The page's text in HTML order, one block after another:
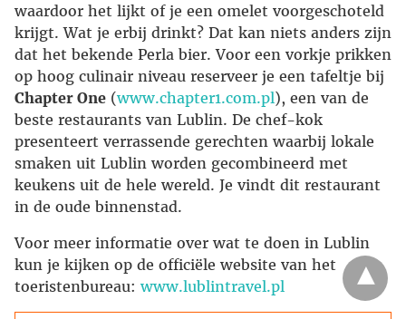
waardoor het lijkt of je een omelet voorgeschoteld
krijgt. Wat je erbij drinkt? Dat kan niets anders zijn
dat het bekende Perla bier. Voor een vorkje prikken
op hoog culinair niveau reserveer je een tafeltje bij
Chapter One (www.chapter1.com.pl), een van de
beste restaurants van Lublin. De chef-kok
presenteert verrassende gerechten waarbij lokale
smaken uit Lublin worden gecombineerd met
keukens uit de hele wereld. Je vindt dit restaurant
in de oude binnenstad.
Voor meer informatie over wat te doen in Lublin
kun je kijken op de officiële website van het
toeristenbureau: www.lublintravel.pl